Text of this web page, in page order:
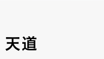
天道